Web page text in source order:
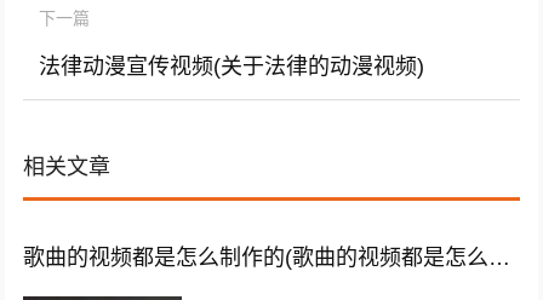
下一篇
法律动漫宣传视频(关于法律的动漫视频)
相关文章
歌曲的视频都是怎么制作的(歌曲的视频都是怎么制作的呢)